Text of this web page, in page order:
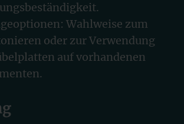
Wahlweise zum
oder zur Verwendung
auf vorhandenen